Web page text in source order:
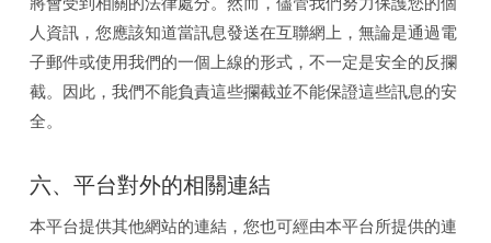
人資訊，您應該知道當訊息發送在互聯網上，無論是通過電
子郵件或使用我們的一個上線的形式，不一定是安全的反攔
截。因此，我們不能負責這些攔截並不能保證這些訊息的安
全。
六、平台對外的相關連結
本平台提供其他網站的連結，您也可經由本平台所提供的連